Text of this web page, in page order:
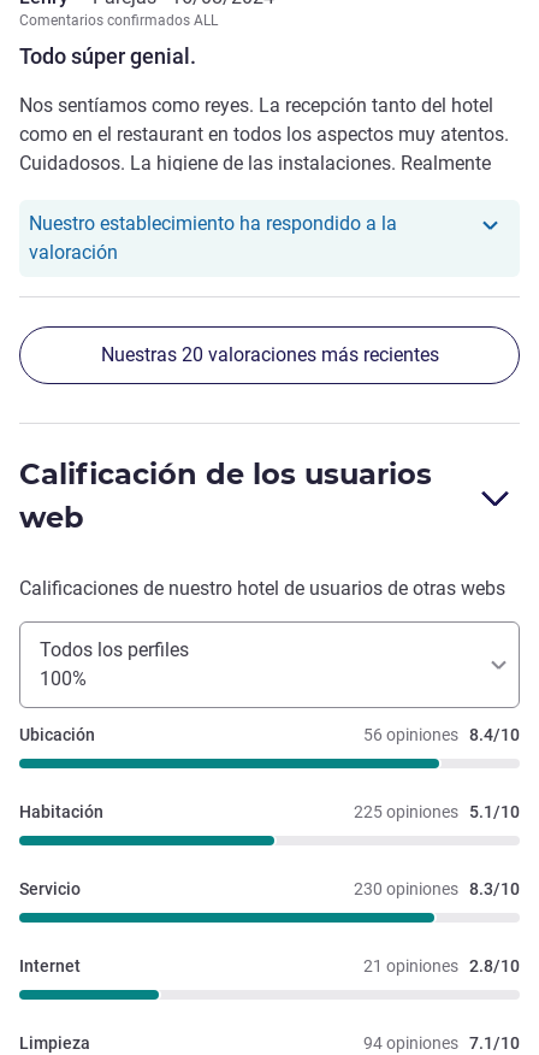
Todo súper genial.
Comentarios confirmados ALL
Nos sentíamos como reyes. La recepción tanto del hotel
como en el restaurant en todos los aspectos muy atentos.
Cuidadosos. La higiene de las instalaciones. Realmente
comida increíble. Muchas gracias por esmerarse por
nosotros.
Nuestro establecimiento ha respondido a la
valoración
Nuestras 20 valoraciones más recientes
Calificación de los usuarios
web
Calificaciones de nuestro hotel de usuarios de otras webs
Todos los perfiles
100%
56 opiniones 8.4/10
Ubicación
225 opiniones 5.1/10
Habitación
230 opiniones 8.3/10
Servicio
21 opiniones 2.8/10
Internet
94 opiniones 7.1/10
Limpieza